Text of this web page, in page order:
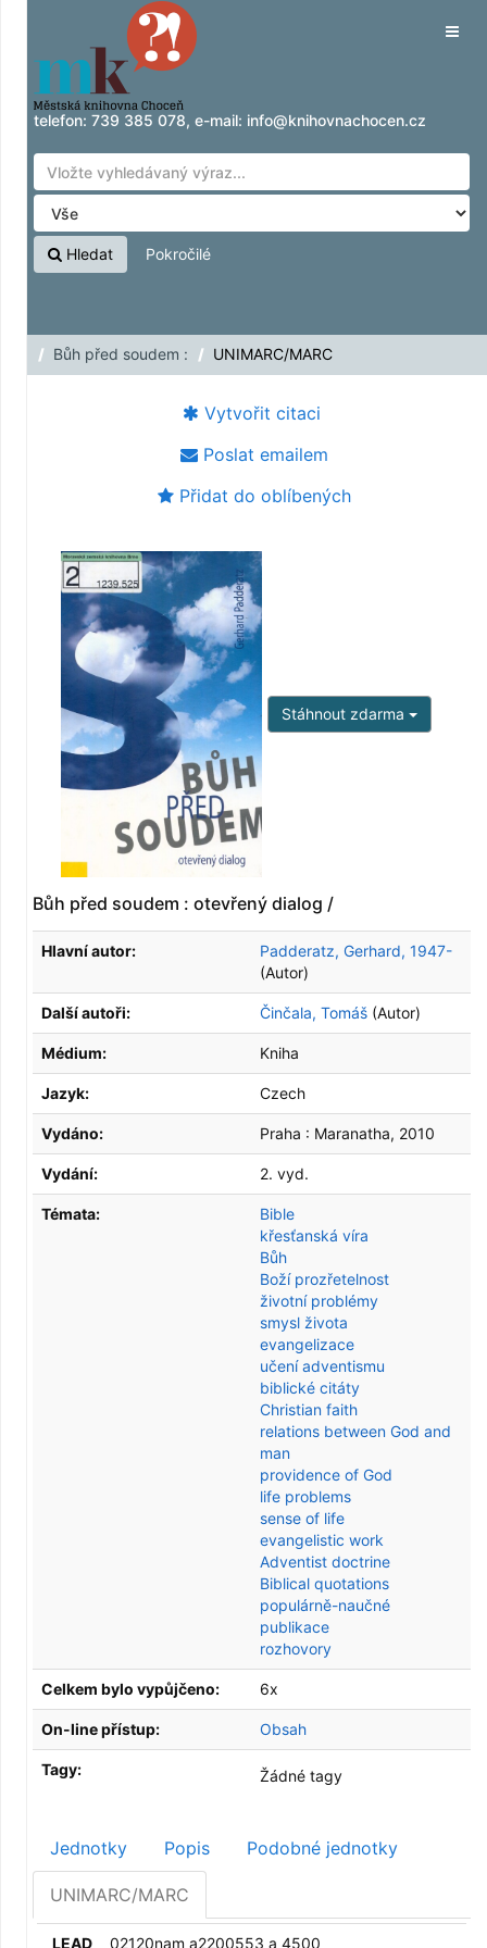
Přeskočit na obsah
telefon: 739 385 078, e-mail: info@knihovnachocen.cz
Hledat Pokročilé
Bůh před soudem : UNIMARC/MARC
Vytvořit citaci
Poslat emailem
Přidat do oblíbených
Stáhnout zdarma
Bůh před soudem : otevřený dialog /
Hlavní autor:
Padderatz, Gerhard, 1947-
(Autor)
Další autoři: Činčala, Tomáš (Autor)
Médium: Kniha
Jazyk: Czech
Vydáno: Praha : Maranatha, 2010
Vydání: 2. vyd.
Témata:
Bible
křesťanská víra
Bůh
Boží prozřetelnost
životní problémy
smysl života
evangelizace
učení adventismu
biblické citáty
Christian faith
relations between God and
man
providence of God
life problems
sense of life
evangelistic work
Adventist doctrine
Biblical quotations
populárně-naučné
publikace
rozhovory
Celkem bylo vypůjčeno: 6x
On-line přístup: Obsah
Tagy: Žádné tagy
Jednotky Popis Podobné jednotky
UNIMARC/MARC
LEAD 02120nam a2200553 a 4500